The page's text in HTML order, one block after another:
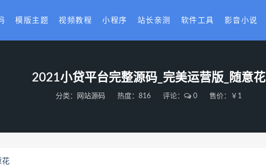
模版主题 视频教程 小程序 站长亲测 软件工具 影音小说
2021小贷平台完整源码_完美运营版_随意花
分类： 网站源码 热度：816 评论： 0 售价：￥1
花